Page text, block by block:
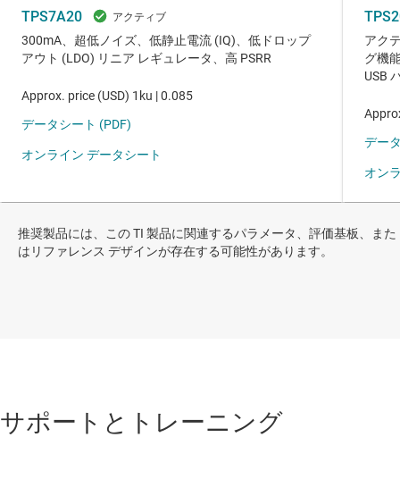
推奨製品には、この TI 製品に関連するパラメータ、評価基板、また
はリファレンス デザインが存在する可能性があります。
サポートとトレーニング